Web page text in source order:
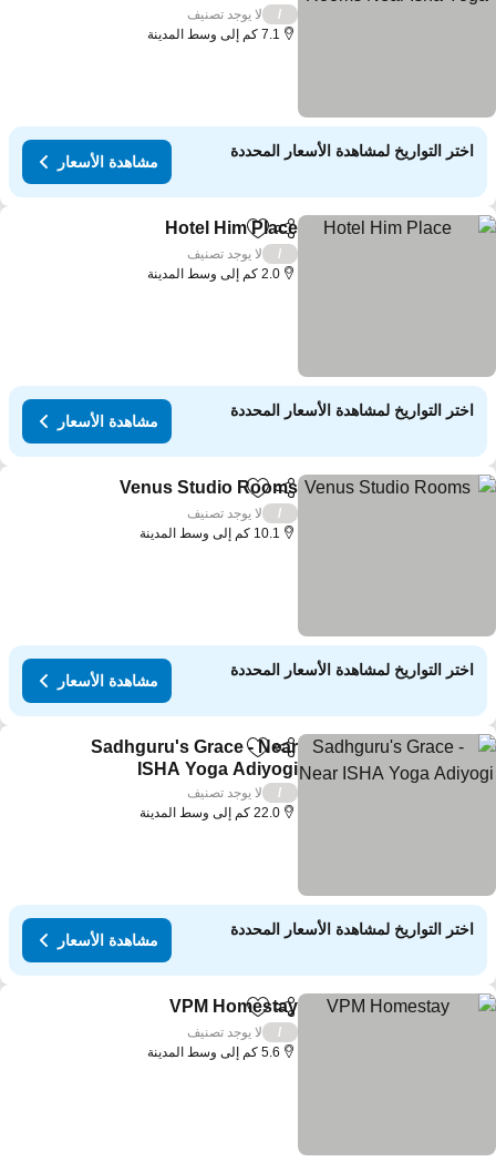
لا يوجد تصنيف
7.1 كم إلى وسط المدينة
اختر التواريخ لمشاهدة الأسعار المحددة
مشاهدة الأسعار
مشاركةAdd to favorites
Hotel Him Place
لا يوجد تصنيف
2.0 كم إلى وسط المدينة
اختر التواريخ لمشاهدة الأسعار المحددة
مشاهدة الأسعار
مشاركةAdd to favorites
Venus Studio Rooms
لا يوجد تصنيف
10.1 كم إلى وسط المدينة
اختر التواريخ لمشاهدة الأسعار المحددة
مشاهدة الأسعار
مشاركةAdd to favorites
Sadhguru's Grace - Near
ISHA Yoga Adiyogi
لا يوجد تصنيف
22.0 كم إلى وسط المدينة
اختر التواريخ لمشاهدة الأسعار المحددة
مشاهدة الأسعار
مشاركةAdd to favorites
VPM Homestay
لا يوجد تصنيف
5.6 كم إلى وسط المدينة